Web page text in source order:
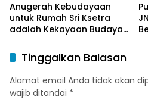
Anugerah Kebudayaan
untuk Rumah Sri Ksetra
adalah Kekayaan Budaya
Tinggalkan Balasan
Alamat email Anda tidak akan
wajib ditandai *